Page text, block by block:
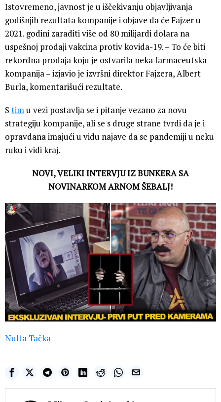
Istovremeno, javnost je u iščekivanju objavljivanja
godišnjih rezultata kompanije i objave da će Fajzer u
2021. godini zaraditi više od 80 milijardi dolara na
uspešnoj prodaji vakcina protiv kovida-19. – To će biti
rekordna prodaja koju je ostvarila neka farmaceutska
kompanija – izjavio je izvršni direktor Fajzera, Albert
Burla, komentarišući rezultate.
S timu vezi postavlja se i pitanje vezano za novu
strategiju kompanije, ali se s druge strane tvrdi da je i
opravdana imajući u vidu najave da se pandemiji u neku
ruku i vidi kraj.
NOVI, VELIKI INTERVJU IZ BUNKERA SA
NOVINARKOM ARNOM ŠEBALJ!
Nulta Tačka